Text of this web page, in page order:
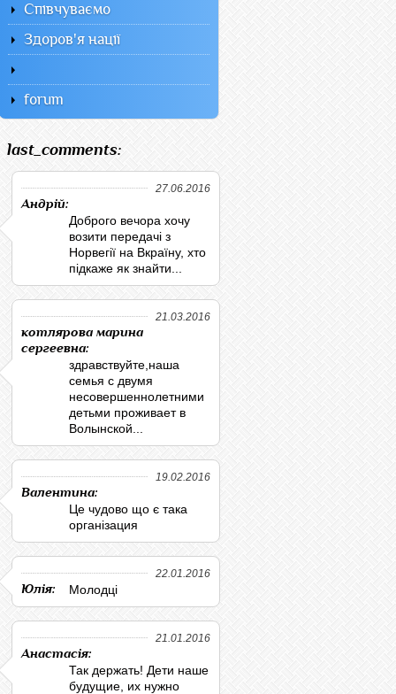
Співчуваємо
Здоров'я нації
forum
last_comments:
27.06.2016
Андрій:
Доброго вечора хочу
возити передачі з
Норвегії на Вкраїну, хто
підкаже як знайти...
21.03.2016
котлярова марина
сергеевна:
здравствуйте,наша
семья с двумя
несовершеннолетними
детьми проживает в
Волынской...
19.02.2016
Валентина:
Це чудово що є така
організация
22.01.2016
Юлія: Молодці
21.01.2016
Анастасія:
Так держать! Дети наше
будущие, их нужно